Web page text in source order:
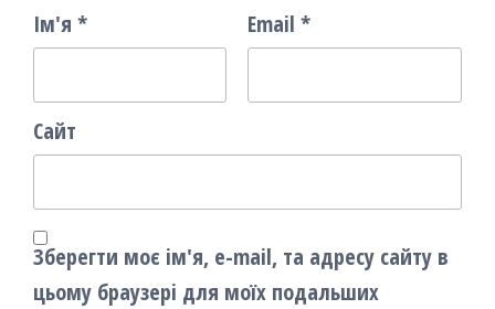
Ім'я * Email *
Сайт
Зберегти моє ім'я, e-mail, та адресу сайту в
цьому браузері для моїх подальших